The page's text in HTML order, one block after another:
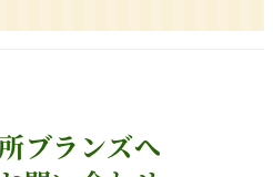
ブランズへ